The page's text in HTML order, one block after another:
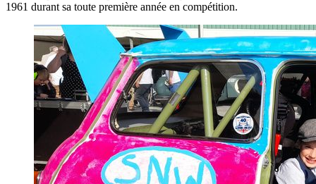
1961 durant sa toute première année en compétition.